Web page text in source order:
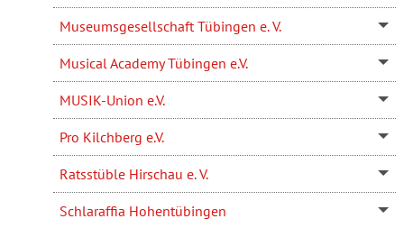
Museumsgesellschaft Tübingen e. V.
Musical Academy Tübingen e.V.
MUSIK-Union e.V.
Pro Kilchberg e.V.
Ratsstüble Hirschau e. V.
Schlaraffia Hohentübingen